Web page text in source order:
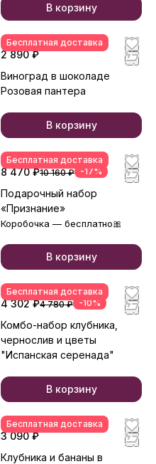
В корзину
Бесплатная доставка
2 890 ₽
Виноград в шоколаде
Розовая пантера
В корзину
Бесплатная доставка
8 470 ₽10 160 ₽ -17%
Подарочный набор
«Признание»
Коробочка — бесплатно🎀
В корзину
Бесплатная доставка
4 302 ₽4 780 ₽ -10%
Комбо-набор клубника,
чернослив и цветы
"Испанская серенада"
В корзину
Бесплатная доставка
3 090 ₽
Клубника и бананы в